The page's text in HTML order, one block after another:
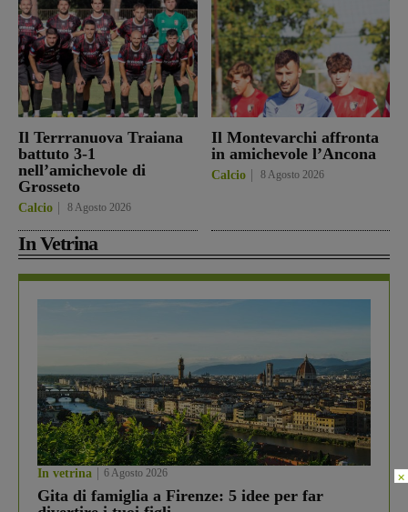
Il Terrranuova Traiana
battuto 3-1
nell’amichevole di
Grosseto
Calcio 8 Agosto 2026
Il Montevarchi affronta
in amichevole l’Ancona
Calcio 8 Agosto 2026
In Vetrina
In vetrina 6 Agosto 2026
Gita di famiglia a Firenze: 5 idee per far
×